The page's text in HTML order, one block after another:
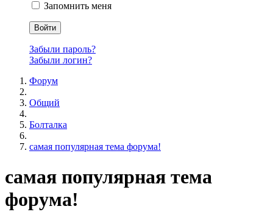
Запомнить меня
Войти
Забыли пароль?
Забыли логин?
Форум
Общий
Болталка
самая популярная тема форума!
самая популярная тема
форума!